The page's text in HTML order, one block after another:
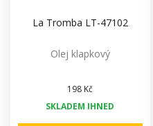
La Tromba LT-47102
Olej klapkový
198 Kč
SKLADEM IHNED